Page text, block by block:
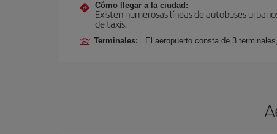
Cómo llegar a la ciudad:
Existen numerosas líneas de autobuses
de taxis.
Terminales: El aeropuerto consta de 3